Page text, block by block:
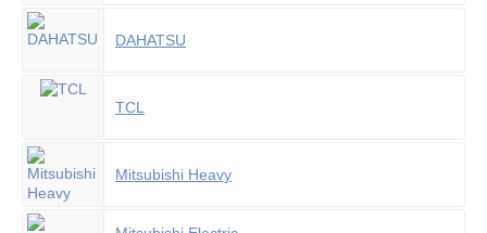
DAHATSU
TCL
Mitsubishi Heavy